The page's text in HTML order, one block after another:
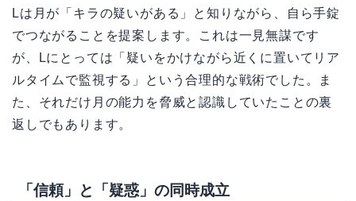
Lは月が「キラの疑いがある」と知りながら、自ら手錠
でつながることを提案します。これは一見無謀です
が、Lにとっては「疑いをかけながら近くに置いてリア
ルタイムで監視する」という合理的な戦術でした。ま
た、それだけ月の能力を脅威と認識していたことの裏
返しでもあります。
「信頼」と「疑惑」の同時成立